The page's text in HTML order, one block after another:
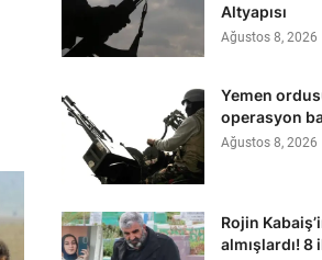
Altyapısı
Ağustos 8, 2026
Yemen
operasyon
Ağustos 8, 2026
Rojin
almışlardı!